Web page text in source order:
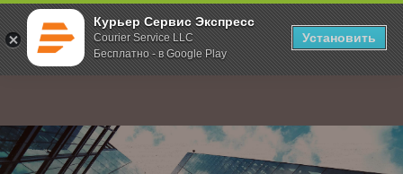
Курьер Сервис Экспресс
Courier Service LLC
Бесплатно - в Google Play
Установить
; Главная О компании Новости Аэропорт «Домодедово» остался